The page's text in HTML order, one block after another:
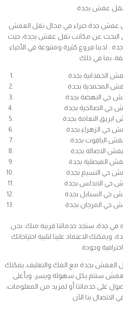
عفش بجدة
عفش جدة خبراء في مجال نقل العفش.
إلى البحث عن مكاتب نقل عفش بجدة، حيث
. لدينا فروع كثيرة ومتنوعة في الأحياء
جدة، ستجد خدماتنا قريبة منك. نحن
الاعتماد علينا لتلبية احتياجاتك
العفش بجدة مع الفك والتغليف، يمكنك
ستتم بكل سهولة ويسر، وبأعلى
على خدماتنا أو لمزيد من المعلومات،